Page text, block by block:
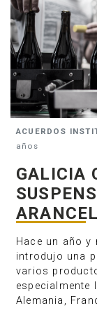
ACUERDOS
años
GALICIA
Hace un año y
introdujo una
varios
especialmente
Alemania,